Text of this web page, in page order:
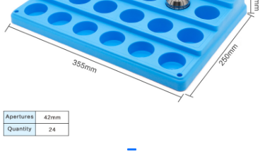
Aktualności
Wsparcie